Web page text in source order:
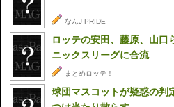
なんJ PRIDE
ロッテの安田、藤原、山口
ニックスリーグに合流
まとめロッテ！
球団マスコットが疑惑の判